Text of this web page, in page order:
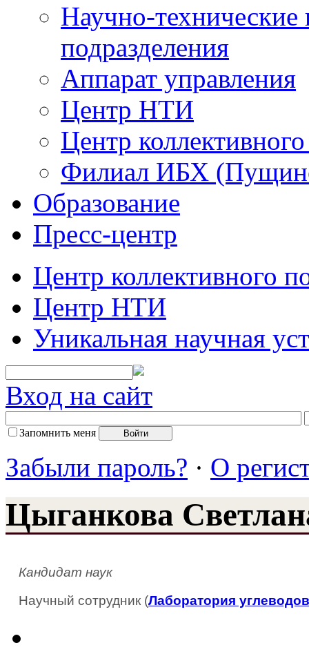
Научно-технические
подразделения
Аппарат управления
Центр НТИ
Центр
Филиал ИБХ
Образование
Пресс-центр
Центр коллективного
Центр НТИ
Уникальная научная
Вход на сайт
Запомнить меня
Забыли пароль? · О
Цыганкова
Кандидат наук
Научный сотрудник (Лаборатория углеводов